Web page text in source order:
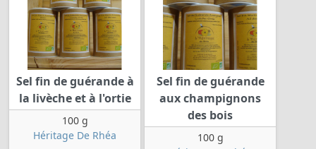
Sel fin de guérande à
la livèche et à l'ortie
100 g
Héritage De Rhéa
Sel fin de guérande
aux champignons
des bois
100 g